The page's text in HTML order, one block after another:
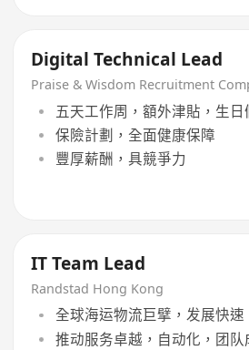
Digital Technical Lead
五天工作周，額外津貼，生日
保險計劃，全面健康保障
豐厚薪酬，具競爭力
IT Team Lead
Randstad Hong Kong
全球海运物流巨擘，发展快速
推动服务卓越，自动化，团队